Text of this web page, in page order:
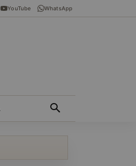
YouTube WhatsApp